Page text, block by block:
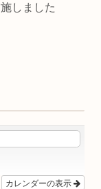
しました
カレンダーの表示